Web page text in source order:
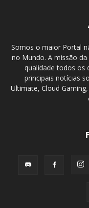
Somos o maior Portal
no Mundo. A missão
qualidade todos os
principais notícias
Ultimate, Cloud